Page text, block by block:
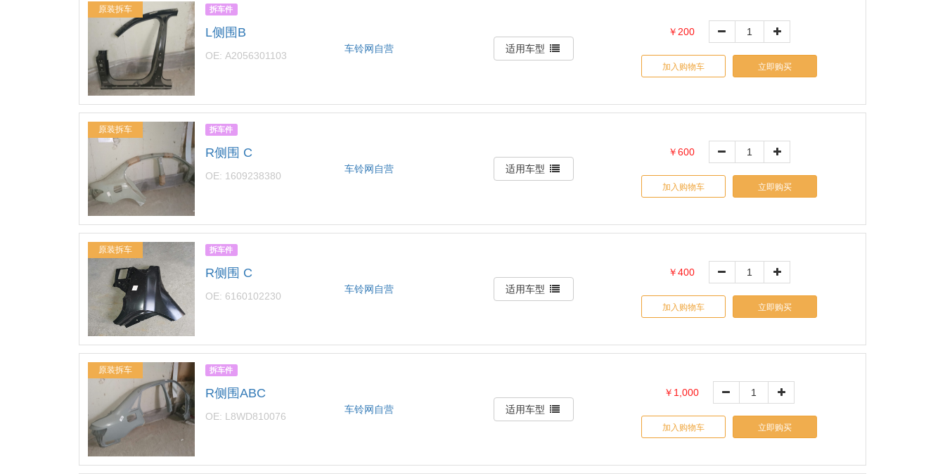
原装拆车 拆车件
L侧围B
OE: A2056301103
车铃网自营 适用车型
￥200
加入购物车 立即购买
原装拆车 拆车件
R侧围 C
OE: 1609238380
车铃网自营 适用车型
￥600
加入购物车 立即购买
原装拆车 拆车件
R侧围 C
OE: 6160102230
车铃网自营 适用车型
￥400
加入购物车 立即购买
原装拆车 拆车件
R侧围ABC
OE: L8WD810076
车铃网自营 适用车型
￥1,000
加入购物车 立即购买